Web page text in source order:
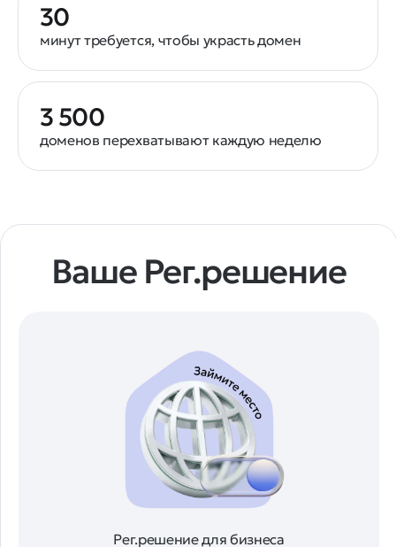
30
минут требуется, чтобы украсть домен
3 500
доменов перехватывают каждую неделю
Ваше Рег.решение
Рег.решение для бизнеса